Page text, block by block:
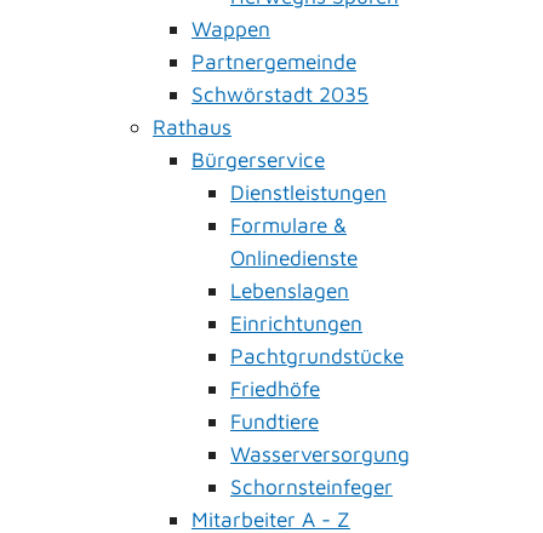
Wappen
Partnergemeinde
Schwörstadt 2035
Rathaus
Bürgerservice
Dienstleistungen
Formulare &
Onlinedienste
Lebenslagen
Einrichtungen
Pachtgrundstücke
Friedhöfe
Fundtiere
Wasserversorgung
Schornsteinfeger
Mitarbeiter A - Z